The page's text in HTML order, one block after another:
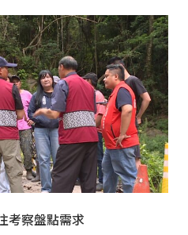
考察盤點需求